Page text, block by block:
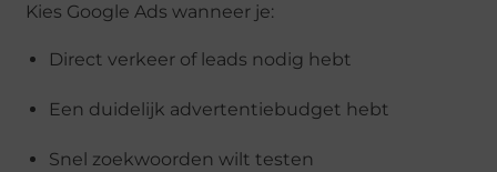
Kies Google Ads wanneer je:
Direct verkeer of leads nodig hebt
Een duidelijk advertentiebudget hebt
Snel zoekwoorden wilt testen